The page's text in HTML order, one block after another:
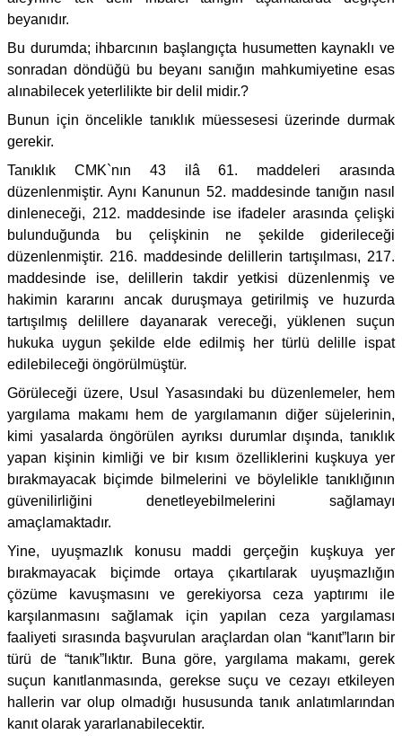
beyanıdır.
Bu durumda; ihbarcının başlangıçta husumetten kaynaklı ve
sonradan döndüğü bu beyanı sanığın mahkumiyetine esas
alınabilecek yeterlilikte bir delil midir.?
Bunun için öncelikle tanıklık müessesesi üzerinde durmak
gerekir.
Tanıklık CMK`nın 43 ilâ 61. maddeleri arasında
düzenlenmiştir. Aynı Kanunun 52. maddesinde tanığın nasıl
dinleneceği, 212. maddesinde ise ifadeler arasında çelişki
bulunduğunda bu çelişkinin ne şekilde giderileceği
düzenlenmiştir. 216. maddesinde delillerin tartışılması, 217.
maddesinde ise, delillerin takdir yetkisi düzenlenmiş ve
hakimin kararını ancak duruşmaya getirilmiş ve huzurda
tartışılmış delillere dayanarak vereceği, yüklenen suçun
hukuka uygun şekilde elde edilmiş her türlü delille ispat
edilebileceği öngörülmüştür.
Görüleceği üzere, Usul Yasasındaki bu düzenlemeler, hem
yargılama makamı hem de yargılamanın diğer süjelerinin,
kimi yasalarda öngörülen ayrıksı durumlar dışında, tanıklık
yapan kişinin kimliği ve bir kısım özelliklerini kuşkuya yer
bırakmayacak biçimde bilmelerini ve böylelikle tanıklığının
güvenilirliğini denetleyebilmelerini sağlamayı
amaçlamaktadır.
Yine, uyuşmazlık konusu maddi gerçeğin kuşkuya yer
bırakmayacak biçimde ortaya çıkartılarak uyuşmazlığın
çözüme kavuşmasını ve gerekiyorsa ceza yaptırımı ile
karşılanmasını sağlamak için yapılan ceza yargılaması
faaliyeti sırasında başvurulan araçlardan olan “kanıt”ların bir
türü de “tanık”lıktır. Buna göre, yargılama makamı, gerek
suçun kanıtlanmasında, gerekse suçu ve cezayı etkileyen
hallerin var olup olmadığı hususunda tanık anlatımlarından
kanıt olarak yararlanabilecektir.